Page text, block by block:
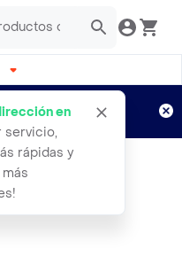
en
servicio,
rápidas y
Aplican TyC